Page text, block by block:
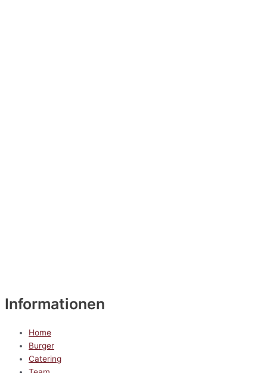
Informationen
Home
Burger
Catering